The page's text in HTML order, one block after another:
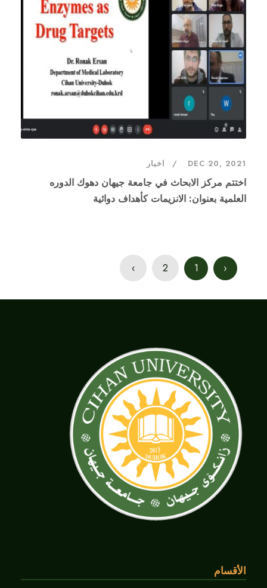
DEC 20, 2021 اخبار
اختتم مركز الابحاث في جامعة جيهان دهوك الدوره
العلمية بعنوان: الانزيمات كأهداف دوائية
‹
1
2
›
الأقسام